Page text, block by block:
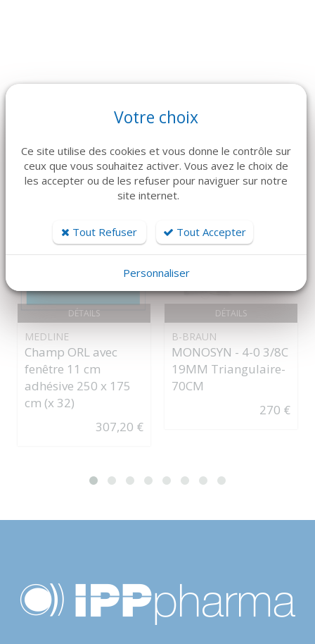
ARTICLES CONNEXES
Dans la même famille de produits, découvrez également ces
produits plébiscités par nos clients
DÉTAILS
MEDLINE
Champ ORL avec
fenêtre 11 cm
adhésive 250 x 175
cm (x 32)
307,20 €
DÉTAILS
B-BRAUN
MONOSYN - 4-0 3/8C
19MM Triangulaire-
70CM
270 €
Votre choix
Ce site utilise des cookies et vous donne le contrôle sur
ceux que vous souhaitez activer. Vous avez le choix de
les accepter ou de les refuser pour naviguer sur notre
site internet.
Tout Refuser Tout Accepter
Personnaliser